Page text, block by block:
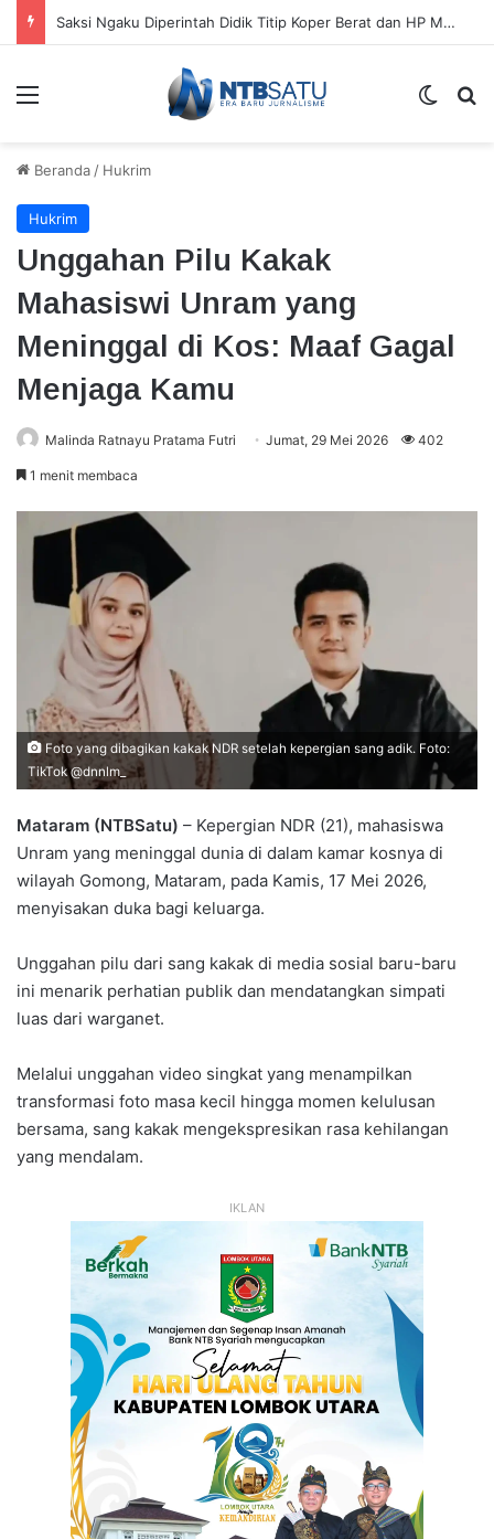
Saksi Ngaku Diperintah Didik Titip Koper Berat dan HP Mati ke Pegawai Bank
Menu
Beranda / Hukrim
Hukrim
Unggahan Pilu Kakak
Mahasiswi Unram yang
Meninggal di Kos: Maaf Gagal
Menjaga Kamu
Malinda Ratnayu Pratama Futri Jumat, 29 Mei 2026 402
1 menit membaca
Foto yang dibagikan kakak NDR setelah kepergian sang adik. Foto:
TikTok @dnnlm_
Mataram (NTBSatu) – Kepergian NDR (21), mahasiswa
Unram yang meninggal dunia di dalam kamar kosnya di
wilayah Gomong, Mataram, pada Kamis, 17 Mei 2026,
menyisakan duka bagi keluarga.
Unggahan pilu dari sang kakak di media sosial baru-baru
ini menarik perhatian publik dan mendatangkan simpati
luas dari warganet.
Melalui unggahan video singkat yang menampilkan
transformasi foto masa kecil hingga momen kelulusan
bersama, sang kakak mengekspresikan rasa kehilangan
yang mendalam.
IKLAN